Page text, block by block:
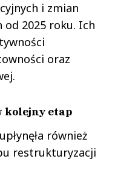
i zmian
od 2025 roku. Ich
oraz
kolejny etap
również
restrukturyzacji